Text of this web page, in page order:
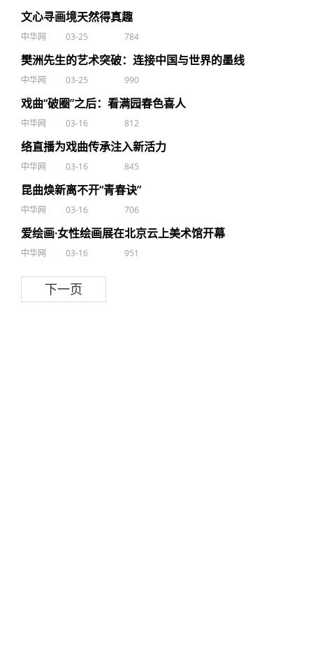
文心寻画境天然得真趣
中华网 03-25 784
樊洲先生的艺术突破：连接中国与世界的墨线
中华网 03-25 990
戏曲“破圈”之后：看满园春色喜人
中华网 03-16 812
络直播为戏曲传承注入新活力
中华网 03-16 845
昆曲焕新离不开“青春诀”
中华网 03-16 706
爱绘画·女性绘画展在北京云上美术馆开幕
中华网 03-16 951
下一页